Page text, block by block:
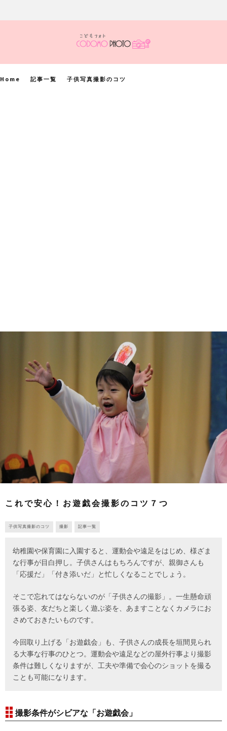
Home 記事一覧 子供写真撮影のコツ
これで安心！お遊戯会撮影のコツ７つ
子供写真撮影のコツ 撮影 記事一覧
幼稚園や保育園に入園すると、運動会や遠足をはじめ、様ざま
な行事が目白押し。子供さんはもちろんですが、親御さんも
「応援だ」「付き添いだ」と忙しくなることでしょう。
そこで忘れてはならないのが「子供さんの撮影」。一生懸命頑
張る姿、友だちと楽しく遊ぶ姿を、あますことなくカメラにお
さめておきたいものです。
今回取り上げる「お遊戯会」も、子供さんの成長を垣間見られ
る大事な行事のひとつ。運動会や遠足などの屋外行事より撮影
条件は難しくなりますが、工夫や準備で会心のショットを撮る
ことも可能になります。
撮影条件がシビアな「お遊戯会」